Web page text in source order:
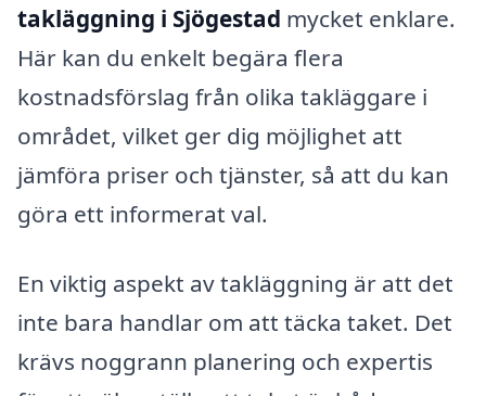
takläggning i Sjögestad mycket enklare.
Här kan du enkelt begära flera
kostnadsförslag från olika takläggare i
området, vilket ger dig möjlighet att
jämföra priser och tjänster, så att du kan
göra ett informerat val.
En viktig aspekt av takläggning är att det
inte bara handlar om att täcka taket. Det
krävs noggrann planering och expertis